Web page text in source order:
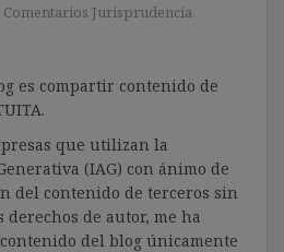
Comentarios Jurisprudencia
es compartir contenido de
que utilizan la
(IAG) con ánimo de
del contenido de terceros sin
de autor, me ha
del blog únicamente